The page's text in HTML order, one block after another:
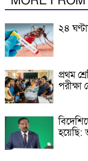
২৪
প্রথম
পরীক্ষা
হয়েছি: